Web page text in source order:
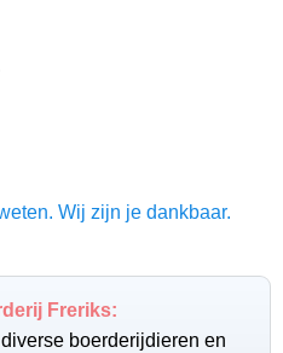
Wij zijn je dankbaar.
Freriks:
boerderijdieren en